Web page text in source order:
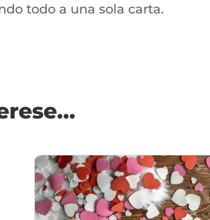
todo a una sola carta.